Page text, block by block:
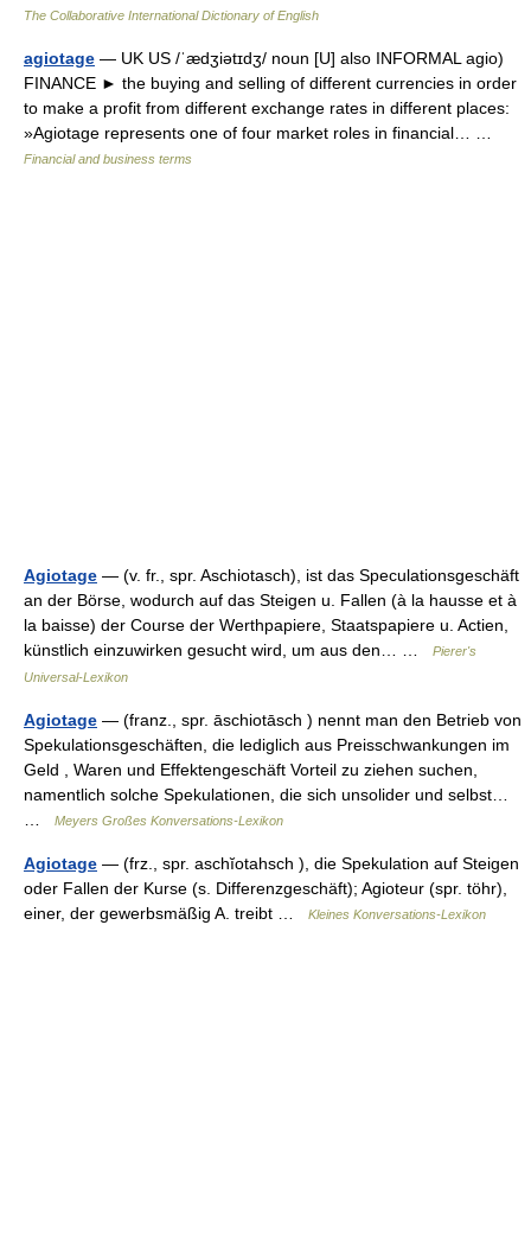
The Collaborative International Dictionary of English
agiotage — UK US /ˈædʒiətɪdʒ/ noun [U] also INFORMAL agio)
FINANCE ► the buying and selling of different currencies in order
to make a profit from different exchange rates in different places:
»Agiotage represents one of four market roles in financial… …
Financial and business terms
Agiotage — (v. fr., spr. Aschiotasch), ist das Speculationsgeschäft
an der Börse, wodurch auf das Steigen u. Fallen (à la hausse et à
la baisse) der Course der Werthpapiere, Staatspapiere u. Actien,
künstlich einzuwirken gesucht wird, um aus den… …
Pierer's
Universal-Lexikon
Agiotage — (franz., spr. āschiotāsch ) nennt man den Betrieb von
Spekulationsgeschäften, die lediglich aus Preisschwankungen im
Geld , Waren und Effektengeschäft Vorteil zu ziehen suchen,
namentlich solche Spekulationen, die sich unsolider und selbst…
Meyers Großes Konversations-Lexikon
Agiotage — (frz., spr. aschĭotahsch ), die Spekulation auf Steigen
oder Fallen der Kurse (s. Differenzgeschäft); Agioteur (spr. töhr),
einer, der gewerbsmäßig A. treibt …
Kleines Konversations-Lexikon